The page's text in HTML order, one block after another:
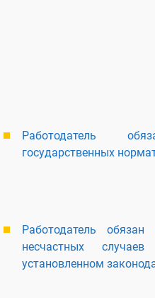
Работодатель
государственных
Работодатель
несчастных
установленном